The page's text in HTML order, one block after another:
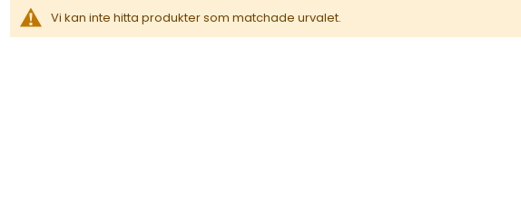
Vi kan inte hitta produkter som matchade urvalet.